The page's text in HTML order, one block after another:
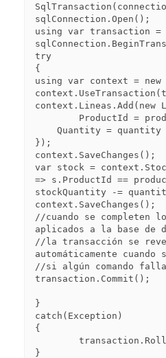
sqlConnection.Open();
using var transaction =
try
{
using var context = new
context.Lineas.Add(new
});
context.SaveChanges();
var stock =
=> s.ProductId ==
stockQuantity -=
context.SaveChanges();
//cuando se completen
aplicados a la base de
//la transacción se
automáticamente cuando
//si algún comando falla
transaction.Commit();
}
catch(Exception)
{